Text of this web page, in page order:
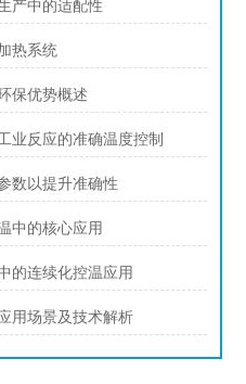
产中的适配性
热系统
保优势概述
业反应的准确温度控制
数以提升准确性
中的核心应用
的连续化控温应用
用场景及技术解析